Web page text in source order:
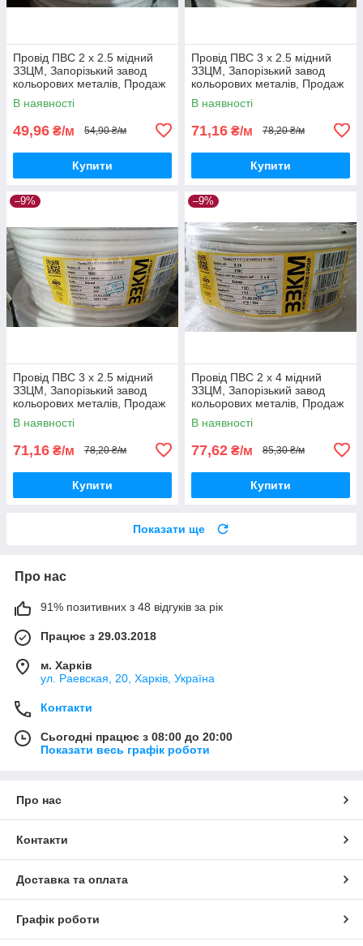
Провід ПВС 2 х 2.5 мідний
ЗЗЦМ, Запорізький завод
кольорових металів, Продаж
кратно 5 метрам
В наявності
49,96 ₴/м 54,90 ₴/м
Купити
Провід ПВС 3 х 2.5 мідний
ЗЗЦМ, Запорізький завод
кольорових металів, Продаж
кратно 5 метрам
В наявності
71,16 ₴/м 78,20 ₴/м
Купити
–9%
Провід ПВС 3 х 2.5 мідний
ЗЗЦМ, Запорізький завод
кольорових металів, Продаж
кратно 5 метрам
В наявності
71,16 ₴/м 78,20 ₴/м
Купити
–9%
Провід ПВС 2 х 4 мідний
ЗЗЦМ, Запорізький завод
кольорових металів, Продаж
кратно 5 метрам
В наявності
77,62 ₴/м 85,30 ₴/м
Купити
Показати ще
Про нас
91% позитивних з 48 відгуків за рік
Працює з 29.03.2018
м. Харків
ул. Раевская, 20, Харків, Україна
Контакти
Сьогодні працює з 08:00 до 20:00
Показати весь графік роботи
Про нас
Контакти
Доставка та оплата
Графік роботи